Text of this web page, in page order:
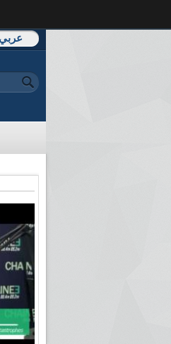
عربي